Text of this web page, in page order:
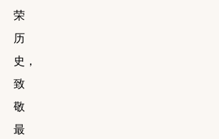
荣
历
史，
致
敬
最